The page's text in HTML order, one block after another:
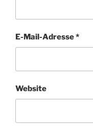
E-Mail-Adresse*
Website